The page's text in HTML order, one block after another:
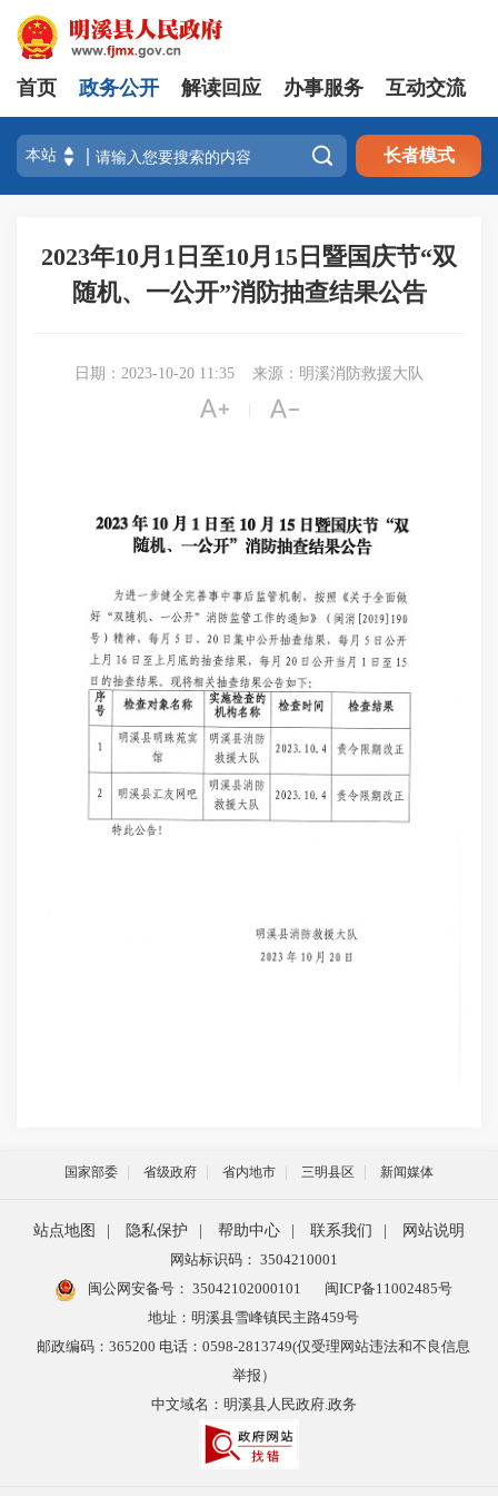
首页 政务公开 解读回应 办事服务 互动交流
 长者模式
2023年10月1日至10月15日暨国庆节“双
随机、一公开”消防抽查结果公告
日期：2023-10-20 11:35 来源：明溪消防救援大队
 
国家部委 省级政府 省内地市 三明县区 新闻媒体
站点地图 隐私保护 帮助中心 联系我们
网站说明
网站标识码： 3504210001
闽公网安备号： 35042102000101
闽ICP备11002485号
地址：明溪县雪峰镇民主路459号
邮政编码：365200 电话：0598-2813749(仅受理网站违法和不良信息
举报）
中文域名：明溪县人民政府.政务